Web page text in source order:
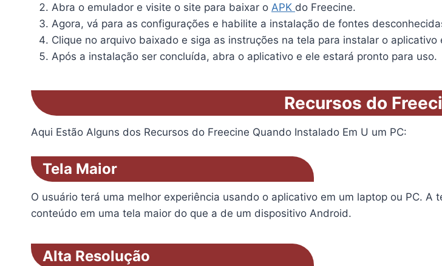
Abra o emulador e visite o site para baixar o APK do Freecine.
Agora, vá para as configurações e habilite a instalação de fontes
Clique no arquivo baixado e siga as instruções na tela para instalar o aplicativo
Após a instalação ser concluída, abra o aplicativo e ele estará pronto para uso.
Recursos do
Aqui Estão Alguns dos Recursos do Freecine Quando Instalado Em U um PC:
Tela Maior
O usuário terá uma melhor experiência usando o aplicativo em um laptop ou PC.
conteúdo em uma tela maior do que a de um dispositivo Android.
Alta Resolução